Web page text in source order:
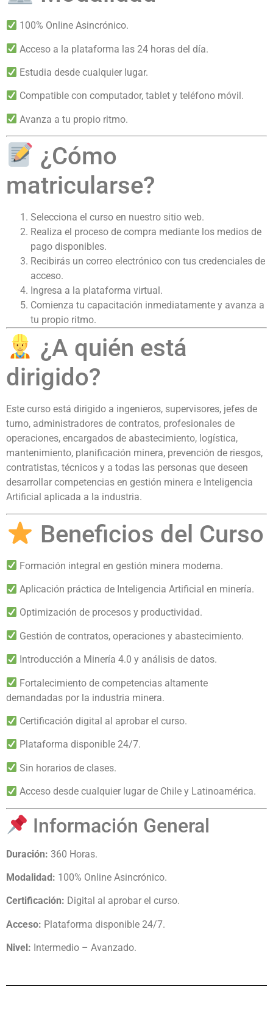
100% Online Asincrónico.
Acceso a la plataforma las 24 horas del día.
Estudia desde cualquier lugar.
Compatible con computador, tablet y teléfono móvil.
Avanza a tu propio ritmo.
¿Cómo
matricularse?
Selecciona el curso en nuestro sitio web.
Realiza el proceso de compra mediante los medios de
pago disponibles.
Recibirás un correo electrónico con tus credenciales de
acceso.
Ingresa a la plataforma virtual.
Comienza tu capacitación inmediatamente y avanza a
tu propio ritmo.
¿A quién está
dirigido?
Este curso está dirigido a ingenieros, supervisores, jefes de
turno, administradores de contratos, profesionales de
operaciones, encargados de abastecimiento, logística,
mantenimiento, planificación minera, prevención de riesgos,
contratistas, técnicos y a todas las personas que deseen
desarrollar competencias en gestión minera e Inteligencia
Artificial aplicada a la industria.
Beneficios del Curso
Formación integral en gestión minera moderna.
Aplicación práctica de Inteligencia Artificial en minería.
Optimización de procesos y productividad.
Gestión de contratos, operaciones y abastecimiento.
Introducción a Minería 4.0 y análisis de datos.
Fortalecimiento de competencias altamente
demandadas por la industria minera.
Certificación digital al aprobar el curso.
Plataforma disponible 24/7.
Sin horarios de clases.
Acceso desde cualquier lugar de Chile y Latinoamérica.
Información General
Duración: 360 Horas.
Modalidad: 100% Online Asincrónico.
Certificación: Digital al aprobar el curso.
Acceso: Plataforma disponible 24/7.
Nivel: Intermedio – Avanzado.